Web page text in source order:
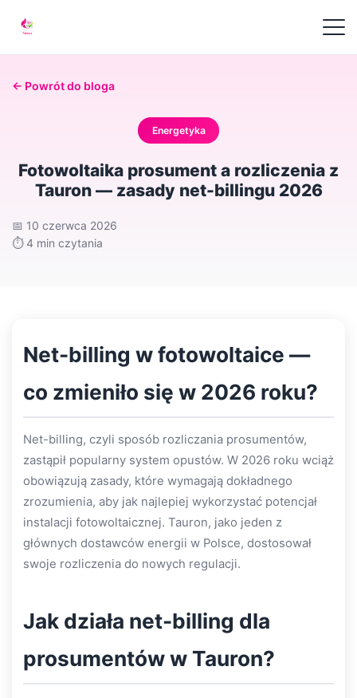
← Powrót do bloga
Energetyka
Fotowoltaika prosument a rozliczenia z
Tauron — zasady net-billingu 2026
📅 10 czerwca 2026
⏱️4 min czytania
Net-billing w fotowoltaice —
co zmieniło się w 2026 roku?
Net-billing, czyli sposób rozliczania prosumentów,
zastąpił popularny system opustów. W 2026 roku wciąż
obowiązują zasady, które wymagają dokładnego
zrozumienia, aby jak najlepiej wykorzystać potencjał
instalacji fotowoltaicznej. Tauron, jako jeden z
głównych dostawców energii w Polsce, dostosował
swoje rozliczenia do nowych regulacji.
Jak działa net-billing dla
prosumentów w Tauron?